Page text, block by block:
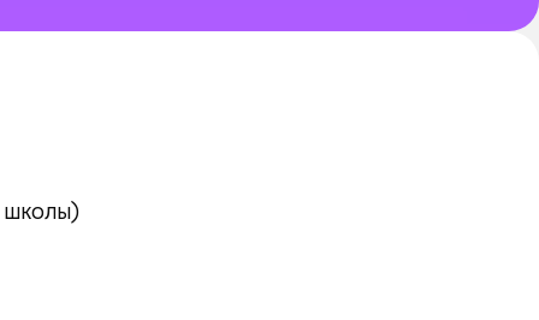
школы)